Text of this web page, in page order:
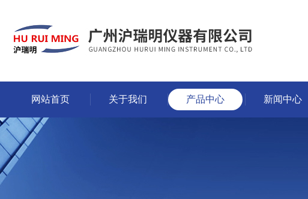
网站首页 关于我们 产品中心 新闻中心